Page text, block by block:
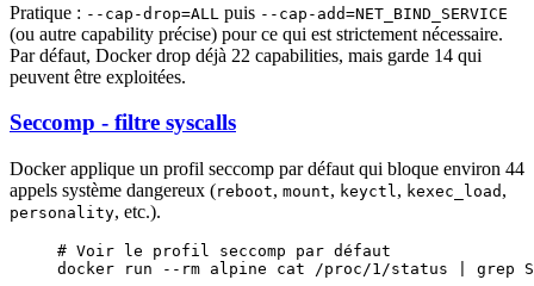
Pratique : --cap-drop=ALL puis --cap-add=NET_BIND_SERVICE
(ou autre capability précise) pour ce qui est strictement nécessaire.
Par défaut, Docker drop déjà 22 capabilities, mais garde 14 qui
peuvent être exploitées.
Seccomp - filtre syscalls
Docker applique un profil seccomp par défaut qui bloque environ 44
appels système dangereux (reboot, mount, keyctl, kexec_load ,
personality, etc.).
# Voir le profil seccomp par défaut
docker run --rm alpine cat /proc/1/status grep